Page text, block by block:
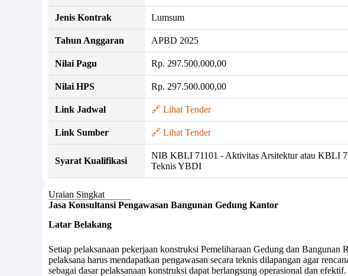
Jenis Kontrak Lumsum
Tahun Anggaran APBD 2025
Nilai Pagu Rp. 297.500.000,00
Nilai HPS Rp. 297.500.000,00
Link Jadwal 🔗 Lihat Tender
Link Sumber 🔗 Lihat Tender
Syarat Kualifikasi
NIB KBLI 71101 - Aktivitas Arsitektur atau KBLI
Teknis YBDI
Uraian Singkat
Jasa Konsultansi Pengawasan Bangunan Gedung Kantor
Latar Belakang
Setiap pelaksanaan pekerjaan konstruksi Pemeliharaan Gedung dan
pelaksana harus mendapatkan pengawasan secara teknis dilapangan agar
sebagai dasar pelaksanaan konstruksi dapat berlangsung operasional dan efektif.